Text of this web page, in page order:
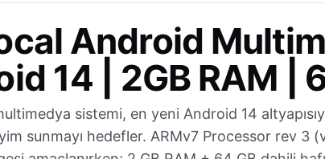
Android
14 | 2GB RAM |
sistemi, en yeni Android 14
sunmayı hedefler. ARMv7 Processor rev 3